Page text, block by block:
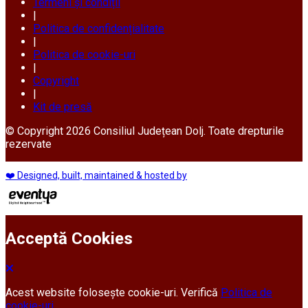
|
Politica de confidențialitate
|
Politica de cookie-uri
|
Copyright
|
Kit de presă
© Copyright 2026 Consiliul Județean Dolj. Toate drepturile
rezervate
❤️ Designed, built, maintained & hosted by
Acceptă Cookies
Acest website folosește cookie-uri. Verifică Politica de